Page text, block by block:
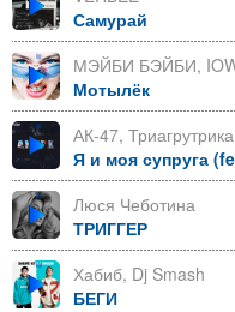
Самурай
МЭЙБИ БЭЙБИ,
Мотылёк
АК-47, Триагрутрика
Я и моя супруга
Люся Чеботина
ТРИГГЕР
Хабиб, Dj Smash
БЕГИ